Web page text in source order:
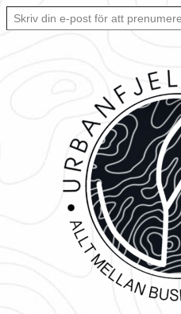
Hoppa
Skriv din e-post för att prenumerera på bloggen… Ett enkelt sätt att hålla sig uppdaterad automatiskt.